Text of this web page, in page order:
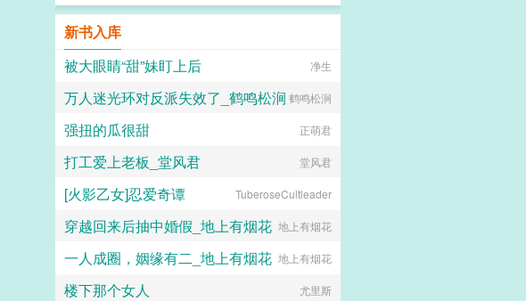
新书入库
被大眼睛“甜”妹盯上后
净生
万人迷光环对反派失效了_鹤鸣松涧 鹤鸣松涧
强扭的瓜很甜 正萌君
打工爱上老板_堂风君 堂风君
[火影乙女]忍爱奇谭 TuberoseCultleader
穿越回来后抽中婚假_地上有烟花 地上有烟花
一人成圈，姻缘有二_地上有烟花 地上有烟花
楼下那个女人 尤里斯